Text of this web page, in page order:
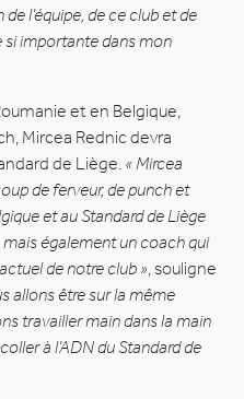
l’équipe, de ce club et de
si importante dans mon
et en Belgique,
Mircea Rednic devra
de Liège. « Mircea
de ferveur, de punch et
et au Standard de Liège
également un coach qui
de notre club » , souligne
allons être sur la même
travailler main dans la main
à l’ADN du Standard de